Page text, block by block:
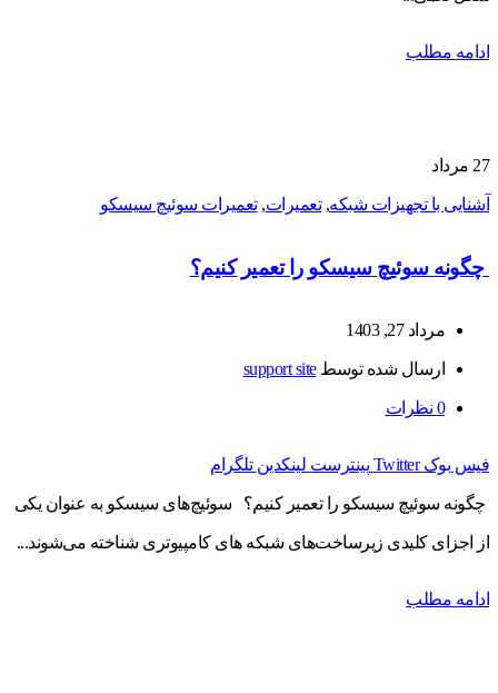
ادامه مطلب
27 مرداد
آشنایی با تجهیزات شبکه,تعمیرات,تعمیرات سوئیچ سیسکو
چگونه سوئیچ سیسکو را تعمیر کنیم؟
مرداد 27, 1403
ارسال شده توسطsupport site
0 نظرات
فیس بوک Twitter پینترست لینکدین تلگرام
چگونه سوئیچ سیسکو را تعمیر کنیم؟ سوئیچ‌های سیسکو به عنوان یکی
از اجزای کلیدی زیرساخت‌های شبکه‌ های کامپیوتری شناخته می‌شوند...
ادامه مطلب